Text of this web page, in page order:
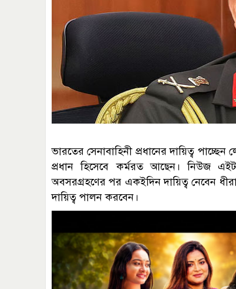
ভারতের সেনাবাহিনী প্রধানের দায়িত্ব
প্রধান হিসেবে কর্মরত আছেন। নিউজ
অবসরগ্রহণের পর একইদিন দায়িত্ব নেবেন
দায়িত্ব পালন করবেন।